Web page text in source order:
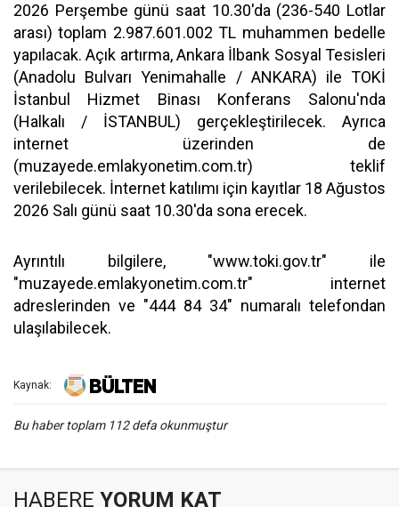
2026 Perşembe günü saat 10.30'da (236-540 Lotlar
arası) toplam 2.987.601.002 TL muhammen bedelle
yapılacak. Açık artırma, Ankara İlbank Sosyal Tesisleri
(Anadolu Bulvarı Yenimahalle / ANKARA) ile TOKİ
İstanbul Hizmet Binası Konferans Salonu'nda
(Halkalı / İSTANBUL) gerçekleştirilecek. Ayrıca
internet üzerinden de
(muzayede.emlakyonetim.com.tr) teklif
verilebilecek. İnternet katılımı için kayıtlar 18 Ağustos
2026 Salı günü saat 10.30'da sona erecek.
Ayrıntılı bilgilere, "www.toki.gov.tr" ile
"muzayede.emlakyonetim.com.tr" internet
adreslerinden ve "444 84 34" numaralı telefondan
ulaşılabilecek.
Kaynak:
Bu haber toplam 112 defa okunmuştur
HABERE YORUM KAT